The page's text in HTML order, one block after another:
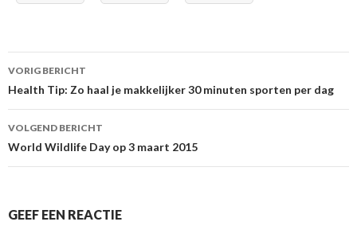
Berichtnavigatie
VORIG BERICHT
Health Tip: Zo haal je makkelijker 30 minuten sporten per dag
VOLGEND BERICHT
World Wildlife Day op 3 maart 2015
GEEF EEN REACTIE